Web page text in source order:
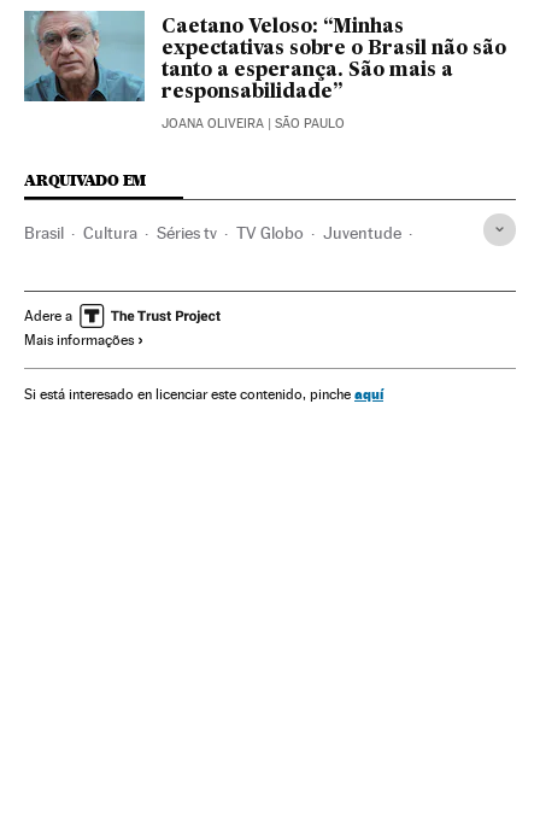
Caetano Veloso: “Minhas
expectativas sobre o Brasil não são
tanto a esperança. São mais a
responsabilidade”
JOANA OLIVEIRA | SÃO PAULO
ARQUIVADO EM
Brasil Cultura Séries tv TV Globo Juventude
Relações gênero Sexualidade
Adere a
Mais informações
Si está interesado en licenciar este contenido, pinche aquí